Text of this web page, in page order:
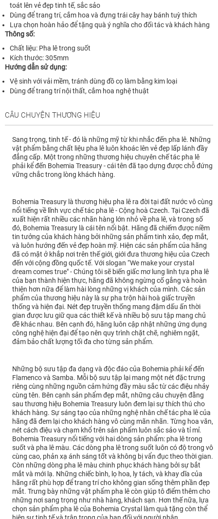
toát lên vẻ đẹp tinh tế, sắc sảo
Dùng để trang trí, cắm hoa và đựng trái cây hay bánh tuỳ thích
Lựa chọn hoàn hảo để tặng quà ý nghĩa cho đối tác và khách hàng
Thông số:
Chất liệu: Pha lê trong suốt
Kích thước: 305mm
Hướng dẫn sử dụng:
Vệ sinh với vải mềm, tránh dùng đồ cọ làm bằng kim loại
Dùng để trang trí nội thất, cắm hoa nghệ thuật
CÂU CHUYỆN THƯƠNG HIỆU
Sang trọng, tinh tế - đó là những mỹ từ khi nhắc đến pha lê. Những
vật phẩm bằng chất liệu pha lê luôn khoác lên vẻ đẹp lấp lánh đầy
đẳng cấp. Một trong những thương hiệu chuyên chế tác pha lê
phải kể đến Bohemia Treasury - cái tên đã tạo dựng được chỗ đứng
vững chắc trong lòng khách hàng.
Bohemia Treasury là thương hiệu pha lê ra đời tại đất nước vô cùng
nổi tiếng về lĩnh vực chế tác pha lê - Cộng hoà Czech. Tại Czech đã
xuất hiện rất nhiều các nhãn hàng lớn nhỏ về pha lê, và trong số
đó, Bohemia Treasury là cái tên nổi bật. Hãng đã chiếm được niềm
tin tưởng của khách hàng bởi những sản phẩm tinh xảo, đẹp mắt,
và luôn hướng đến vẻ đẹp hoàn mỹ. Hiện các sản phẩm của hãng
đã có mặt ở khắp nơi trên thế giới, giới đưa thương hiệu của Czech
đến với cộng đồng quốc tế. Với slogan “We make your crystal
dream comes true" - Chúng tôi sẽ biến giấc mơ lung linh tựa pha lê
của bạn thành hiện thực, hãng đã không ngừng cố gắng và hoàn
thiện hơn nữa để làm hài lòng những vị khách của mình. Các sản
phẩm của thương hiệu này là sự pha trộn hài hoà giấc truyền
thống và hiện đại. Nét đẹp truyền thống mang đậm dấu ấn thời
gian được lưu giữ qua các thiết kế và nhiều bộ sưu tập mang chủ
đề khác nhau. Bên cạnh đó, hãng luôn cập nhật những ứng dụng
công nghệ hiện đại để tạo nên quy trình chặt chẽ, nghiêm ngặt,
đảm bảo chất lượng tối đa cho từng sản phẩm.
Những bộ sưu tập đa dạng và độc đáo của Bohemia phải kể đến
Flamenco và Samba. Mỗi bộ sưu tập lại mang một nét đặc trưng
riêng cùng những nguồn cảm hứng đầy màu sắc từ các điệu nhảy
cùng tên. Bên cạnh sản phẩm đẹp mắt, những câu chuyện đằng
sau thương hiệu Bohemia Treasury luôn đem lại sự thích thú cho
khách hàng. Sự sáng tạo của những nghệ nhân chế tác pha lê của
hãng đã đem lại cho khách hàng vô cùng mãn nhãn. Từng hoa văn,
nét cách điệu và chạm khổ trên sản phẩm luôn sắc sảo và tỉ mỉ.
Bohemia Treasury nổi tiếng với hai dòng sản phẩm: pha lê trong
suốt và pha lê màu. Các dòng pha lê trong suốt luôn có độ trong vô
cùng cao, phản xạ ánh sáng tốt và không bị vẩn đục theo thời gian.
Còn những dòng pha lê màu chinh phục khách hàng bởi sự bắt
mắt và mới lạ. Những chiếc bình, lọ hoa, ly tách, và khay dĩa của
hãng rất phù hợp để trang trí cho không gian sống thêm phần đẹp
mắt. Trưng bày những vật phẩm pha lê còn giúp tô điểm thêm cho
những nơi sang trọng như nhà hàng, khách sạn. Hơn thế nữa, lựa
chọn sản phẩm pha lê của Bohemia Crystal làm quà tặng còn thể
hiện sự tinh tế và trân trọng của bạn đối với người nhận.